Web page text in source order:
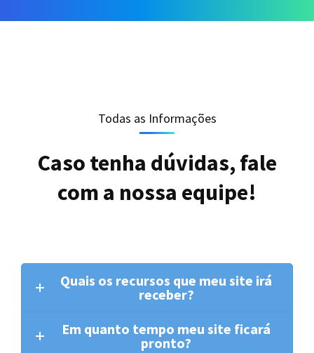
Todas as Informações
Caso tenha dúvidas, fale
com a nossa equipe!
Quais os recursos que meu site irá
receber?
Em quanto tempo meu site ficará
pronto?